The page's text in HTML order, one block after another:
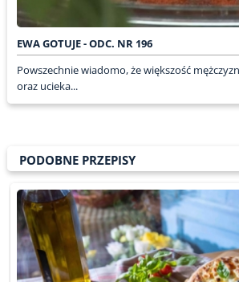
EWA GOTUJE - ODC. NR 196
Powszechnie wiadomo, że większość
oraz ucieka...
PODOBNE PRZEPISY